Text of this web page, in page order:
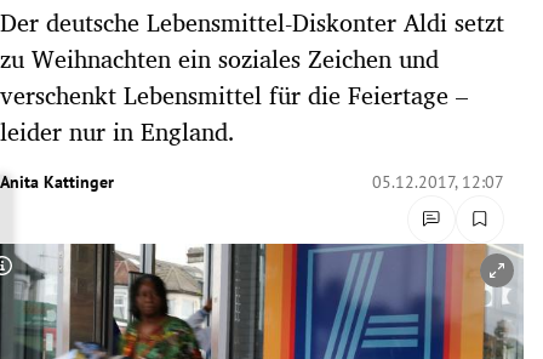
Untermenü
Untermenü
Untermenü
Untermenü
Untermenü
Der deutsche Lebensmittel-Diskonter Aldi setzt
zu Weihnachten ein soziales Zeichen und
verschenkt Lebensmittel für die Feiertage –
leider nur in England.
Anita Kattinger 05.12.2017, 12:07
Copyright-Hinweis öffnen/schließen